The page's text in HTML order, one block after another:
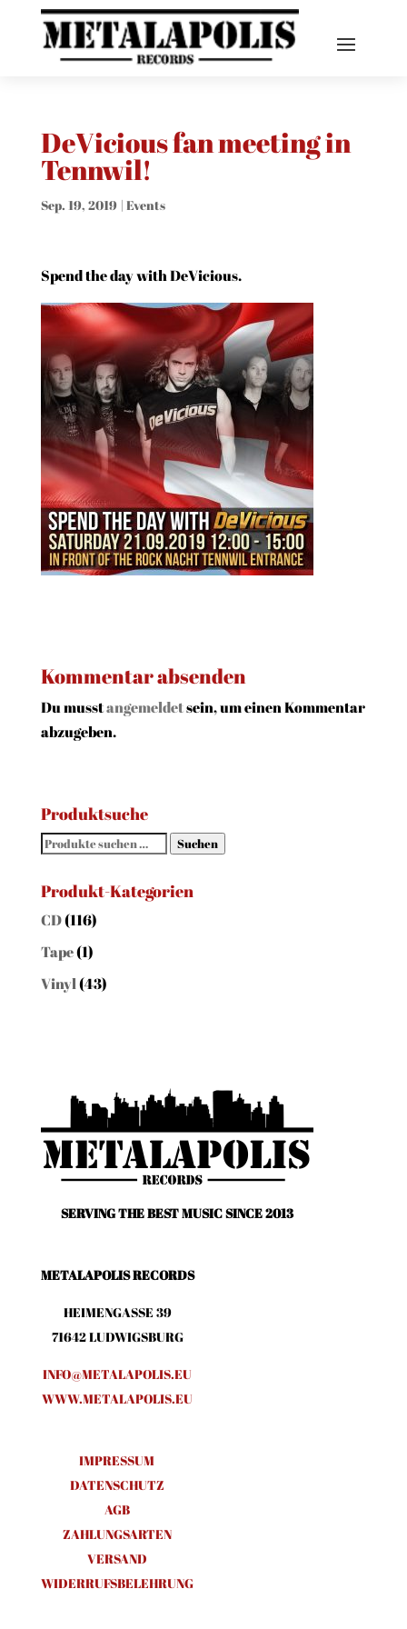
DeVicious fan meeting in
Tennwil!
Sep. 19, 2019| Events
Spend the day with DeVicious.
Kommentar absenden
Du musstangemeldetsein, um einen Kommentar
abzugeben.
Produktsuche
Suchen
Suchen
Produkt-Kategorien
CD(116)
Tape(1)
Vinyl(43)
SERVING THE BEST MUSIC SINCE 2013
METALAPOLIS RECORDS
HEIMENGASSE 39
71642 LUDWIGSBURG
INFO@METALAPOLIS.EU
WWW.METALAPOLIS.EU
IMPRESSUM
DATENSCHUTZ
AGB
ZAHLUNGSARTEN
VERSAND
WIDERRUFSBELEHRUNG